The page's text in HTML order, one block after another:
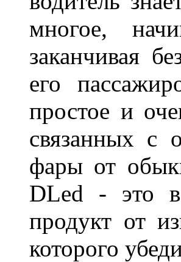
многое,
заканчивая
его
простое и
связанных с
фары от
DLed - это в
продукт от
которого